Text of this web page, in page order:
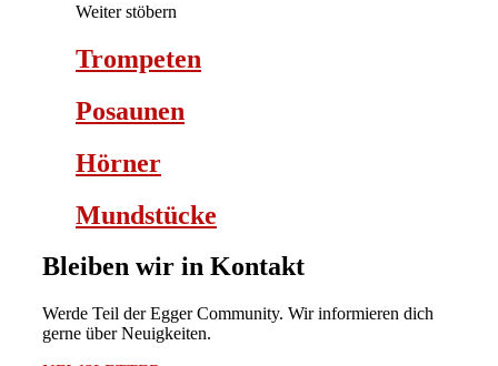
Weiter stöbern
Trompeten
Posaunen
Hörner
Mundstücke
Bleiben wir in Kontakt
Werde Teil der Egger Community. Wir informieren dich
gerne über Neuigkeiten.